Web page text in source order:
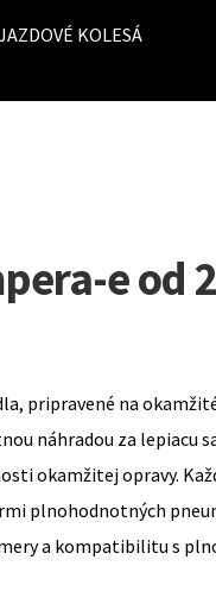
KOLESÁ
e od
pripravené na
náhradou za lepiacu
okamžitej opravy.
plnohodnotných
a kompatibilitu s